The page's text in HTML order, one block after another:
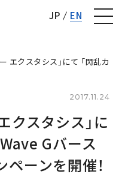
JP EN
エクスタシス」にて 「閃乱カ
2017.11.24
クスタシス」に
Gバース
ペーンを開催！